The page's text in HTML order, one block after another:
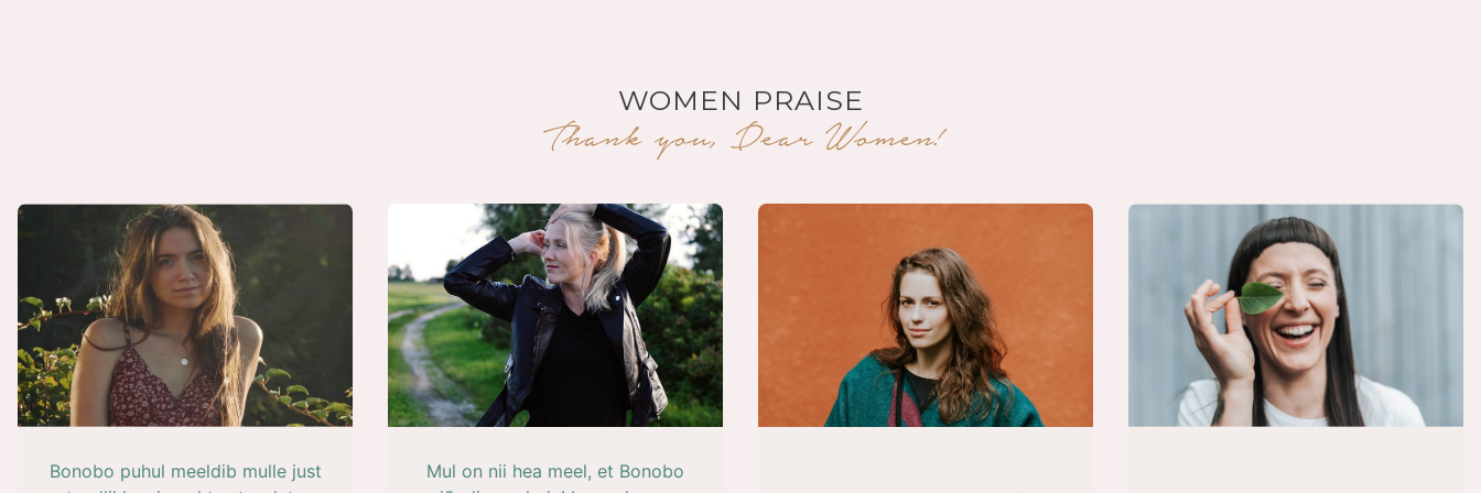
WOMEN PRAISE
Thank you, Dear Women!
Bonobo puhul meeldib mulle just
Mul on nii hea meel, et Bonobo